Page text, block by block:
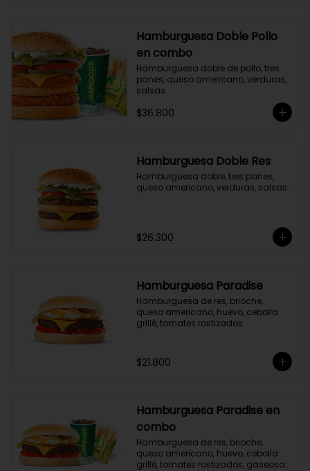
Hamburguesa Doble Pollo
en combo
Hamburguesa doble de pollo, tres
panes, queso americano, verduras,
salsas.
$36.800
Hamburguesa Doble Res
Hamburguesa doble, tres panes,
queso americano, verduras, salsas.
$26.300
Hamburguesa Paradise
Hamburguesa de res, brioche,
queso americano, huevo, cebolla
grillé, tomates rostizados.
$21.800
Hamburguesa Paradise en
combo
Hamburguesa de res, brioche,
queso americano, huevo, cebolla
grillé, tomates rostizados, gaseosa